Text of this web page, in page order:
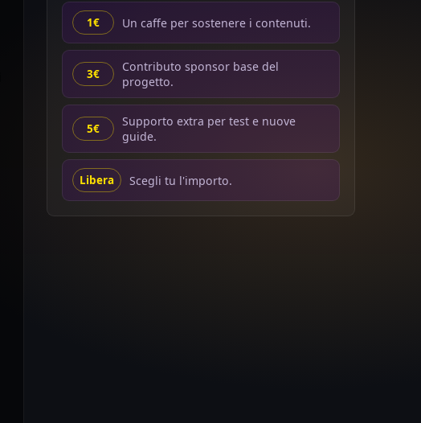
1€ Un caffe per sostenere i contenuti.
3€
Contributo sponsor base del
progetto.
5€
Supporto extra per test e nuove
guide.
Libera Scegli tu l'importo.